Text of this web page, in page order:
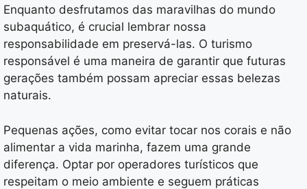
Enquanto desfrutamos das maravilhas do mundo
subaquático, é crucial lembrar nossa
responsabilidade em preservá-las. O turismo
responsável é uma maneira de garantir que futuras
gerações também possam apreciar essas belezas
naturais.
Pequenas ações, como evitar tocar nos corais e não
alimentar a vida marinha, fazem uma grande
diferença. Optar por operadores turísticos que
respeitam o meio ambiente e seguem práticas